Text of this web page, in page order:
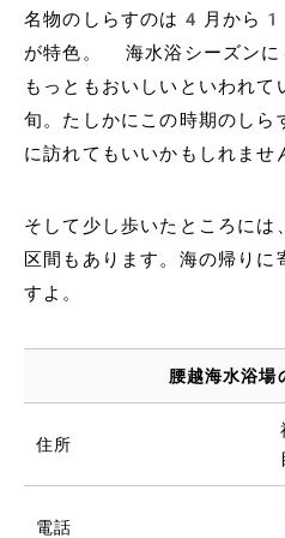
名物のしらすのは4月から
が特色。 海水浴シーズンに
もっともおいしいといわれ
旬。たしかにこの時期のしら
に訪れてもいいかもしれませ
そして少し歩いたところには
区間もあります。海の帰りに
すよ。
腰越海水浴場
住所
電話